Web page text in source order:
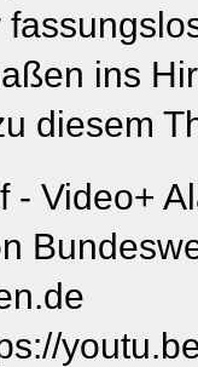
ins
diesem
- Video+